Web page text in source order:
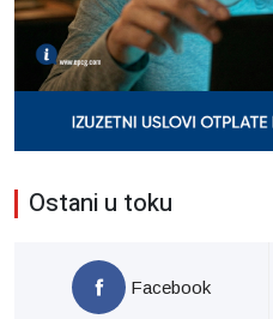
Ostani u toku
Facebook